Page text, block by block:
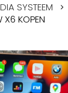
SYSTEEM
X6 KOPEN